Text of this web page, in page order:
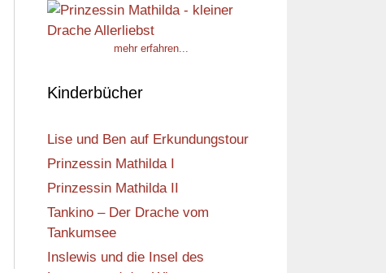
mehr erfahren...
Kinderbücher
Lise und Ben auf Erkundungstour
Prinzessin Mathilda I
Prinzessin Mathilda II
Tankino – Der Drache vom
Tankumsee
Inslewis und die Insel des